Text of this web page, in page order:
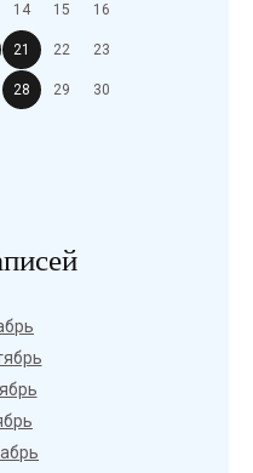
14 15 16
21 22 23
28 29 30